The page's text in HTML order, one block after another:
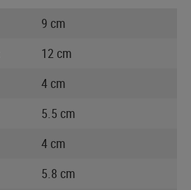
9 cm
12 cm
4 cm
5.5 cm
4 cm
5.8 cm